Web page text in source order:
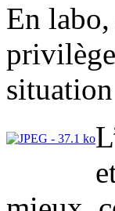
En labo,